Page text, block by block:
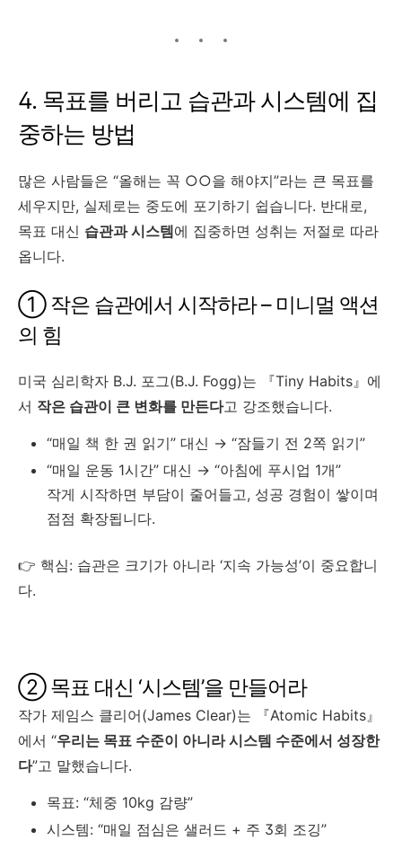
4. 목표를 버리고 습관과 시스템에 집
중하는 방법
많은 사람들은 “올해는 꼭 ○○을 해야지”라는 큰 목표를
세우지만, 실제로는 중도에 포기하기 쉽습니다. 반대로,
목표 대신 습관과 시스템에 집중하면 성취는 저절로 따라
옵니다.
① 작은 습관에서 시작하라 – 미니멀 액션
의 힘
미국 심리학자 B.J. 포그(B.J. Fogg)는 『Tiny Habits』에
서 작은 습관이 큰 변화를 만든다고 강조했습니다.
“매일 책 한 권 읽기” 대신 → “잠들기 전 2쪽 읽기”
“매일 운동 1시간” 대신 → “아침에 푸시업 1개”
작게 시작하면 부담이 줄어들고, 성공 경험이 쌓이며
점점 확장됩니다.
👉 핵심: 습관은 크기가 아니라 ‘지속 가능성’이 중요합니
다.
② 목표 대신 ‘시스템’을 만들어라
작가 제임스 클리어(James Clear)는 『Atomic Habits』
에서 “우리는 목표 수준이 아니라 시스템 수준에서 성장한
다”고 말했습니다.
목표: “체중 10kg 감량”
시스템: “매일 점심은 샐러드 + 주 3회 조깅”